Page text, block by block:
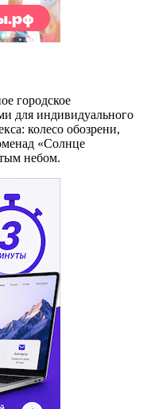
городское
для индивидуального
колесо обозрени,
«Солнце
небом.